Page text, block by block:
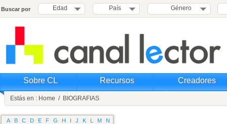
Buscar por Edad País Género
Sobre CL Recursos Creadores
Estás en : Home / BIOGRAFIAS
A B C D E F G H I J K L M
N